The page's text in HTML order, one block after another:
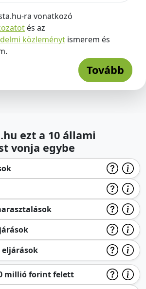
ra vonatkozó
és az
közleményt ismerem és
Tovább
ezt a 10 állami
vonja egybe
eljárások
millió forint felett